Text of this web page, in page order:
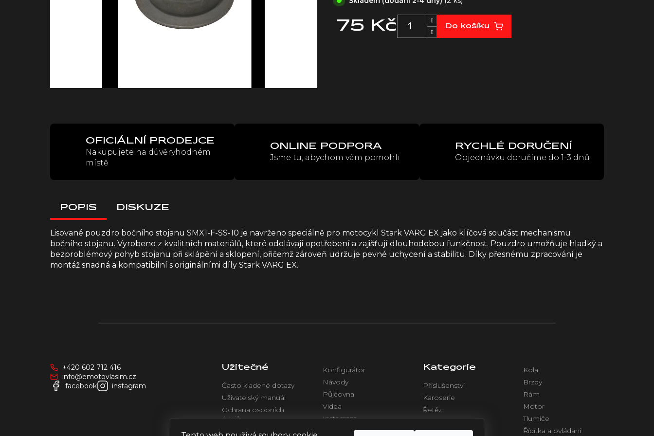
75 Kč
Do košíku
OFICIÁLNÍ PRODEJCE
Nakupujete na důvěryhodném
místě
ONLINE PODPORA
Jsme tu, abychom vám pomohli
RYCHLÉ DORUČENÍ
Objednávku doručíme do 1-3 dnů
POPIS DISKUZE
Lisované pouzdro bočního stojanu SMX1-F-SS-10 je navrženo speciálně pro motocykl Stark VARG EX jako klíčová součást mechanismu
bočního stojanu. Vyrobeno z kvalitních materiálů, které odolávají opotřebení a zajišťují dlouhodobou funkčnost. Pouzdro umožňuje hladký a
bezproblémový pohyb stojanu při sklápění a sklopení, přičemž zároveň udržuje pevné uchycení a stabilitu. Díky přesnému zpracování je
montáž snadná a kompatibilní s originálními díly Stark VARG EX.
+420 602 712 416
info@emotovlasim.cz
facebook
instagram
Užitečné
Často kladené dotazy
Uživatelský manuál
Ochrana osobních
údajů
Obchodní podmínky
Konfigurátor
Návody
Půjčovna
Videa
Instagram
Facebook
Kategorie
Příslušenství
Karoserie
Řetěz
Kola
Brzdy
Rám
Motor
Tlumiče
Řídítka a ovládaní